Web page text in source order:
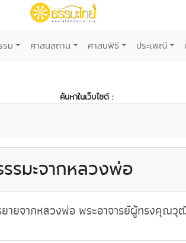
รม ศาสนสถาน ศาสนพิธี ประเพณี
ค้นหาในเว็บไซต์ :
รรมะจากหลวงพ่อ
ายจากหลวงพ่อ พระอาจารย์ผู้ทรงคุณ